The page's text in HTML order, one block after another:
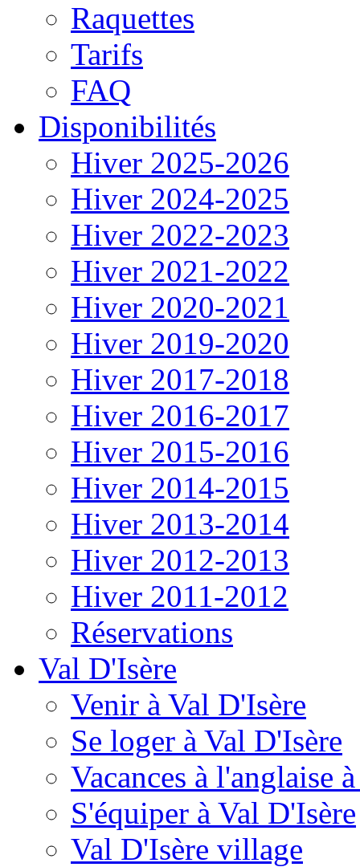
Raquettes
Tarifs
FAQ
Disponibilités
Hiver 2025-2026
Hiver 2024-2025
Hiver 2022-2023
Hiver 2021-2022
Hiver 2020-2021
Hiver 2019-2020
Hiver 2017-2018
Hiver 2016-2017
Hiver 2015-2016
Hiver 2014-2015
Hiver 2013-2014
Hiver 2012-2013
Hiver 2011-2012
Réservations
Val D'Isère
Venir à Val D'Isère
Se loger à Val D'Isère
Vacances à l'anglaise
S'équiper à Val D'Isère
Val D'Isère village